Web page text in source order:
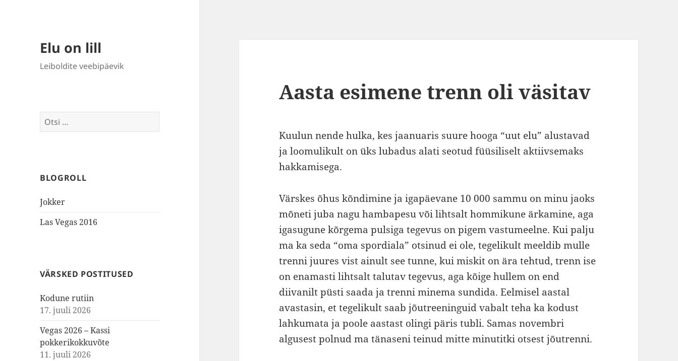
Elu on lill
Leiboldite veebipäevik
Otsi:
BLOGROLL
Jokker
Las Vegas 2016
VÄRSKED POSTITUSED
Kodune rutiin
17. juuli 2026
Vegas 2026 – Kassi
pokkerikokkuvõte
11. juuli 2026
Aasta esimene trenn oli väsitav
Kuulun nende hulka, kes jaanuaris suure hooga “uut elu” alustavad
ja loomulikult on üks lubadus alati seotud füüsiliselt aktiivsemaks
hakkamisega.
Värskes õhus kõndimine ja igapäevane 10 000 sammu on minu jaoks
mõneti juba nagu hambapesu või lihtsalt hommikune ärkamine, aga
igasugune kõrgema pulsiga tegevus on pigem vastumeelne. Kui palju
ma ka seda “oma spordiala” otsinud ei ole, tegelikult meeldib mulle
trenni juures vist ainult see tunne, kui miskit on ära tehtud, trenn ise
on enamasti lihtsalt talutav tegevus, aga kõige hullem on end
diivanilt püsti saada ja trenni minema sundida. Eelmisel aastal
avastasin, et tegelikult saab jõutreeninguid vabalt teha ka kodust
lahkumata ja poole aastast olingi päris tubli. Samas novembri
algusest polnud ma tänaseni teinud mitte minutitki otsest jõutrenni.